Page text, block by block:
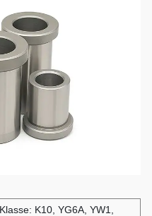
Klasse: K10, YG6A, YW1,